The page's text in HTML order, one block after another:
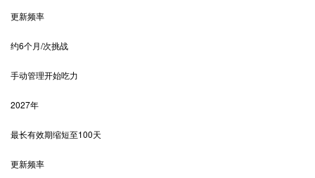
更新频率
约6个月/次挑战
手动管理开始吃力
2027年
最长有效期缩短至100天
更新频率